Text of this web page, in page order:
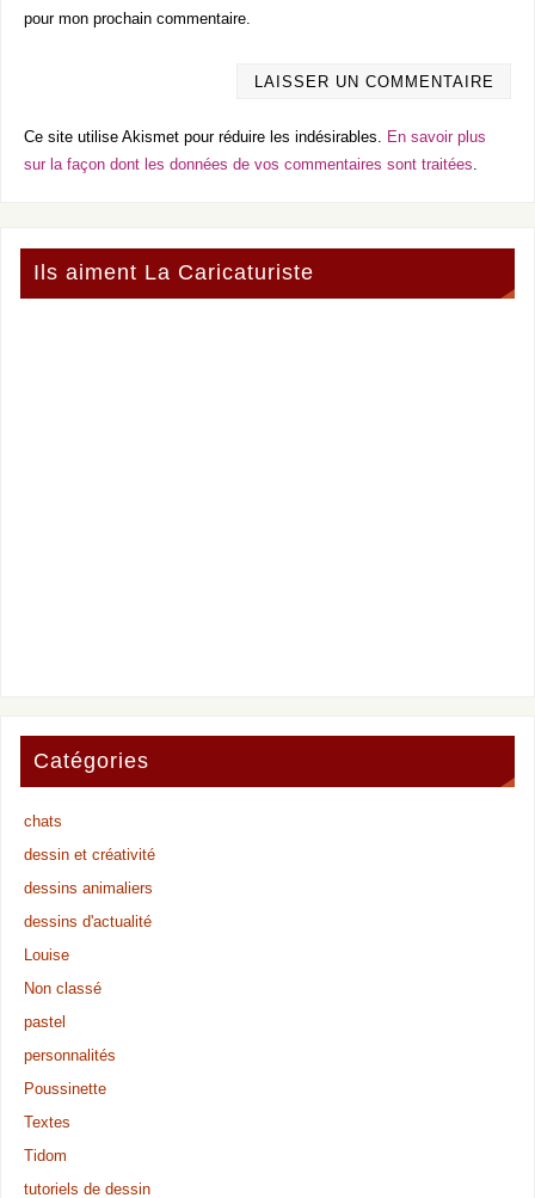
pour mon prochain commentaire.
Ce site utilise Akismet pour réduire les indésirables. En savoir plus
sur la façon dont les données de vos commentaires sont traitées.
Ils aiment La Caricaturiste
Catégories
chats
dessin et créativité
dessins animaliers
dessins d'actualité
Louise
Non classé
pastel
personnalités
Poussinette
Textes
Tidom
tutoriels de dessin